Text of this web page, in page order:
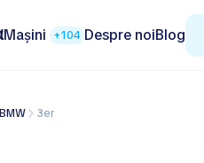
Mașini +104 Despre noiBlog
BMW 3er